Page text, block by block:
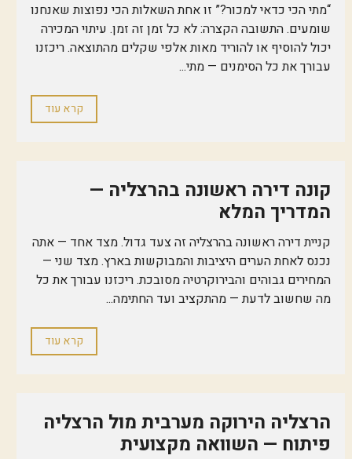
“מתי הכי כדאי למכור?” זו אחת השאלות הכי נפוצות שאנחנו
שומעים. התשובה הקצרה: לא כל זמן זה זמן. עיתוי המכירה
יכול להוסיף או להוריד מאות אלפי שקלים מהתוצאה. ריכזנו
עבורך את כל הסימנים — מתי...
קרא עוד
קונה דירה ראשונה בהרצליה —
המדריך המלא
קניית דירה ראשונה בהרצליה זה צעד גדול. מצד אחד — אתה
נכנס לאחת הערים היציבות והמבוקשות בארץ. מצד שני —
המחירים גבוהים והבירוקרטיה מסובכת. ריכזנו עבורך את כל
מה שחשוב לדעת — מהתקציב ועד החתימה...
קרא עוד
הרצליה הירוקה מערבית מול הרצליה
פיתוח — השוואה מקצועית